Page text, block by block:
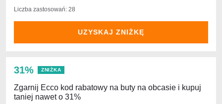
Liczba zastosowań: 28
UZYSKAJ ZNIŻKĘ
31% ZNIŻKA
Zgarnij Ecco kod rabatowy na buty na obcasie i kupuj
taniej nawet o 31%